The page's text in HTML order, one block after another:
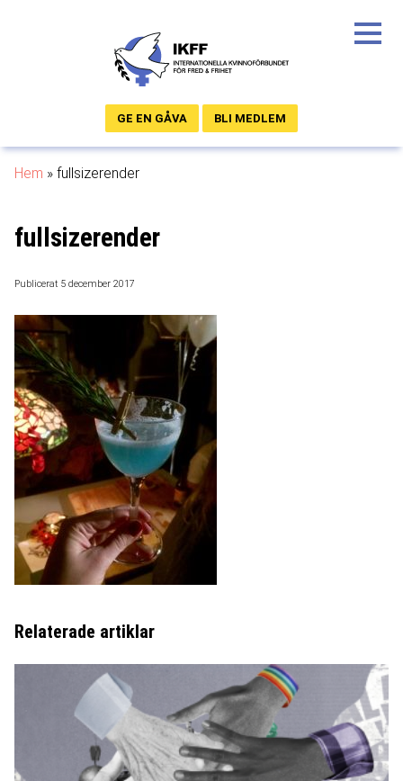
BLI MEDLEM
GE EN GÅVA
Hem » fullsizerender
fullsizerender
Publicerat 5 december 2017
Relaterade artiklar